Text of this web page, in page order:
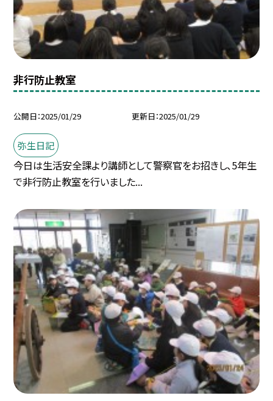
非行防止教室
公開日 2025/01/29 更新日 2025/01/29
弥生日記
今日は生活安全課より講師として警察官をお招きし、5年生
で非行防止教室を行いました...